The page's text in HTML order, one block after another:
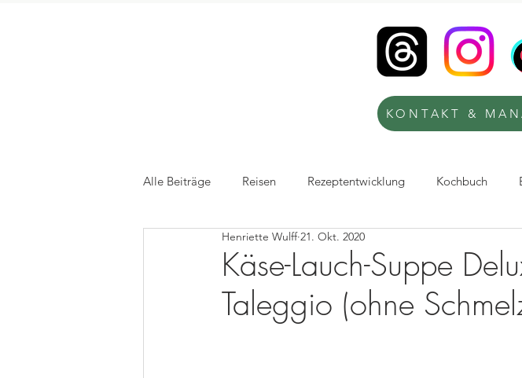
KONTAKT &
Alle Beiträge Reisen Rezeptentwicklung Kochbuch
TV Foodfotografie
Käse-Lauch-Suppe
Taleggio (ohne
Henriette Wulff 21. Okt. 2020